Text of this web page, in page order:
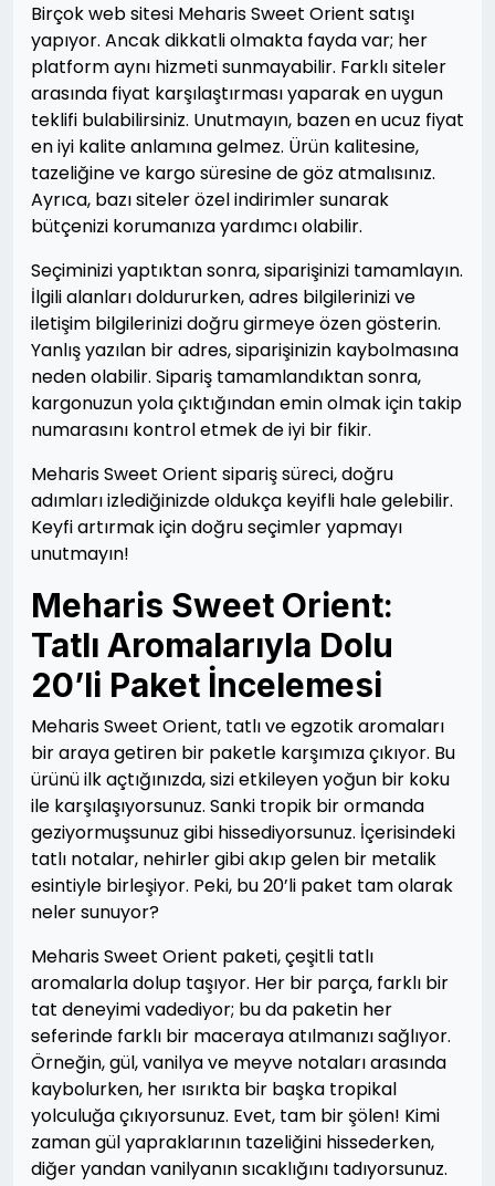
Birçok web sitesi Meharis Sweet Orient satışı
yapıyor. Ancak dikkatli olmakta fayda var; her
platform aynı hizmeti sunmayabilir. Farklı siteler
arasında fiyat karşılaştırması yaparak en uygun
teklifi bulabilirsiniz. Unutmayın, bazen en ucuz fiyat
en iyi kalite anlamına gelmez. Ürün kalitesine,
tazeliğine ve kargo süresine de göz atmalısınız.
Ayrıca, bazı siteler özel indirimler sunarak
bütçenizi korumanıza yardımcı olabilir.
Seçiminizi yaptıktan sonra, siparişinizi tamamlayın.
İlgili alanları doldururken, adres bilgilerinizi ve
iletişim bilgilerinizi doğru girmeye özen gösterin.
Yanlış yazılan bir adres, siparişinizin kaybolmasına
neden olabilir. Sipariş tamamlandıktan sonra,
kargonuzun yola çıktığından emin olmak için takip
numarasını kontrol etmek de iyi bir fikir.
Meharis Sweet Orient sipariş süreci, doğru
adımları izlediğinizde oldukça keyifli hale gelebilir.
Keyfi artırmak için doğru seçimler yapmayı
unutmayın!
Meharis Sweet Orient:
Tatlı Aromalarıyla Dolu
20’li Paket İncelemesi
Meharis Sweet Orient, tatlı ve egzotik aromaları
bir araya getiren bir paketle karşımıza çıkıyor. Bu
ürünü ilk açtığınızda, sizi etkileyen yoğun bir koku
ile karşılaşıyorsunuz. Sanki tropik bir ormanda
geziyormuşsunuz gibi hissediyorsunuz. İçerisindeki
tatlı notalar, nehirler gibi akıp gelen bir metalik
esintiyle birleşiyor. Peki, bu 20’li paket tam olarak
neler sunuyor?
Meharis Sweet Orient paketi, çeşitli tatlı
aromalarla dolup taşıyor. Her bir parça, farklı bir
tat deneyimi vadediyor; bu da paketin her
seferinde farklı bir maceraya atılmanızı sağlıyor.
Örneğin, gül, vanilya ve meyve notaları arasında
kaybolurken, her ısırıkta bir başka tropikal
yolculuğa çıkıyorsunuz. Evet, tam bir şölen! Kimi
zaman gül yapraklarının tazeliğini hissederken,
diğer yandan vanilyanın sıcaklığını tadıyorsunuz.